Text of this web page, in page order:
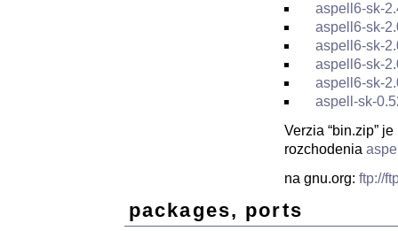
aspell6-sk-
aspell6-sk-
aspell6-sk-
aspell6-sk-
aspell6-sk-
aspell-sk-
Verzia “bin.zip”
rozchodenia
na gnu.org: ftp://
packages, ports